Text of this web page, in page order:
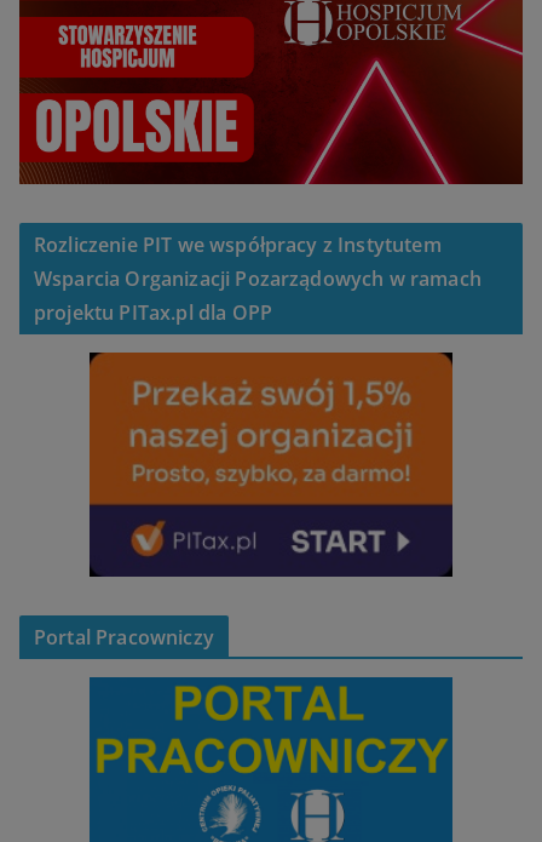
Rozliczenie PIT we współpracy z Instytutem
Wsparcia Organizacji Pozarządowych w ramach
projektu PITax.pl dla OPP
Portal Pracowniczy